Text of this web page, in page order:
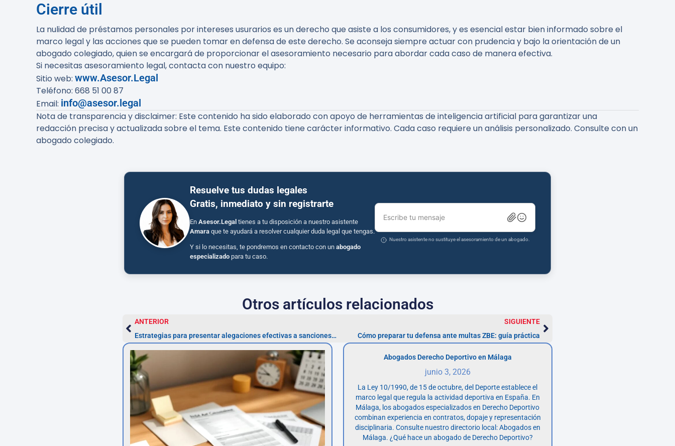
Cierre útil
La nulidad de préstamos personales por intereses usurarios es un derecho que asiste a los consumidores, y es esencial estar bien informado sobre el
marco legal y las acciones que se pueden tomar en defensa de este derecho. Se aconseja siempre actuar con prudencia y bajo la orientación de un
abogado colegiado, quien se encargará de proporcionar el asesoramiento necesario para abordar cada caso de manera efectiva.
Si necesitas asesoramiento legal, contacta con nuestro equipo:
Sitio web: www.Asesor.Legal
Teléfono: 668 51 00 87
Email: info@asesor.legal
Nota de transparencia y disclaimer: Este contenido ha sido elaborado con apoyo de herramientas de inteligencia artificial para garantizar una
redacción precisa y actualizada sobre el tema. Este contenido tiene carácter informativo. Cada caso requiere un análisis personalizado. Consulte con un
abogado colegiado.
Resuelve tus dudas legales
Gratis, inmediato y sin registrarte
En Asesor.Legal tienes a tu disposición a nuestro asistente
Amara que te ayudará a resolver cualquier duda legal que tengas.
Y si lo necesitas, te pondremos en contacto con un abogado
especializado para tu caso.
Escribe tu mensaje
Nuestro asistente no sustituye el asesoramiento de un abogado.
Otros artículos relacionados
ANTERIOR
Estrategias para presentar alegaciones efectivas a sanciones ZBE en Madrid
SIGUIENTE
Cómo preparar tu defensa ante multas ZBE: guía práctica
Abogados Derecho Deportivo en Málaga
junio 3, 2026
La Ley 10/1990, de 15 de octubre, del Deporte establece el
marco legal que regula la actividad deportiva en España. En
Málaga, los abogados especializados en Derecho Deportivo
combinan experiencia en contratos, dopaje y representación
disciplinaria. Consulte nuestro directorio local: Abogados en
Málaga. ¿Qué hace un abogado de Derecho Deportivo?